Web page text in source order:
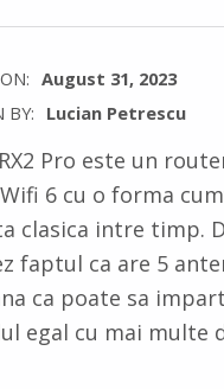
August 31, 2023
BY: Lucian Petrescu
Pro este un
6 cu o forma
clasica intre timp.
faptul ca are 5
ca poate sa
egal cu mai multe